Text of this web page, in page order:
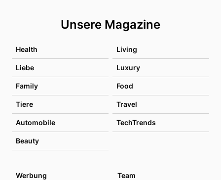
Unsere Magazine
Health Living
Liebe Luxury
Family Food
Tiere Travel
Automobile TechTrends
Beauty
Werbung Team